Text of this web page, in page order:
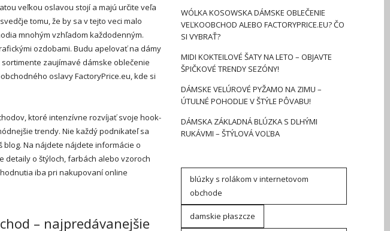
veľkou oslavou stojí a majú určite veľa
tomu, že by sa v tejto veci malo
mnohým vzhľadom každodenným.
ozdobami. Budu apelovať na dámy
zaujímavé dámske oblečenie
oslavy FactoryPrice.eu, kde si
ktoré intenzívne rozvíjať svoje hook-
trendy. Nie každý podnikateľ sa
Na nájdete nájdete informácie o
o štýloch, farbách alebo vzoroch
iba pri nakupovaní online
– najpredávanejšie
WÓLKA KOSOWSKA DÁMSKE OBLEČENIE
VEĽKOOBCHOD ALEBO FACTORYPRICE.EU? ČO
SI VYBRAŤ?
MIDI KOKTEILOVÉ ŠATY NA LETO – OBJAVTE
ŠPIČKOVÉ TRENDY SEZÓNY!
DÁMSKE VELÚROVÉ PYŽAMO NA ZIMU –
ÚTULNÉ POHODLIE V ŠTÝLE PÔVABU!
DÁMSKA ZÁKLADNÁ BLÚZKA S DLHÝMI
RUKÁVMI – ŠTÝLOVÁ VOĽBA
blúzky s rolákom v internetovom
obchode
damskie płaszcze